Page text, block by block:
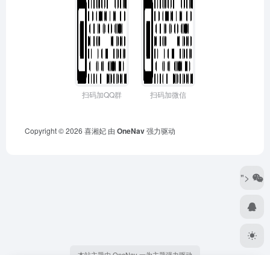
扫码加QQ群 扫码加微信
Copyright © 2026 喜湘妃 由 OneNav强力驱动
">